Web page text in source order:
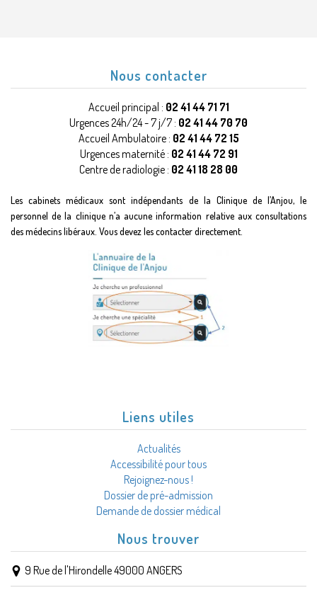
Nous contacter
Accueil principal : 02 41 44 71 71
Urgences 24h/24 - 7 j/7 : 02 41 44 70 70
Accueil Ambulatoire : 02 41 44 72 15
Urgences maternité : 02 41 44 72 91
Centre de radiologie : 02 41 18 28 00
Les cabinets médicaux sont indépendants de la Clinique de l’Anjou, le
personnel de la clinique n’a aucune information relative aux consultations
des médecins libéraux. Vous devez les contacter directement.
Liens utiles
Actualités
Accessibilité pour tous
Rejoignez-nous !
Dossier de pré-admission
Demande de dossier médical
Nous trouver
9 Rue de l'Hirondelle 49000 ANGERS